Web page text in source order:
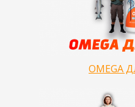
OMEGA